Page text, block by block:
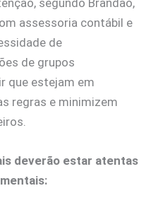
segundo Brandão,
assessoria contábil e
de
de grupos
que estejam em
regras e minimizem
deverão estar atentas